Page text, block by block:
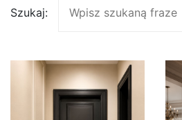
Szukaj: